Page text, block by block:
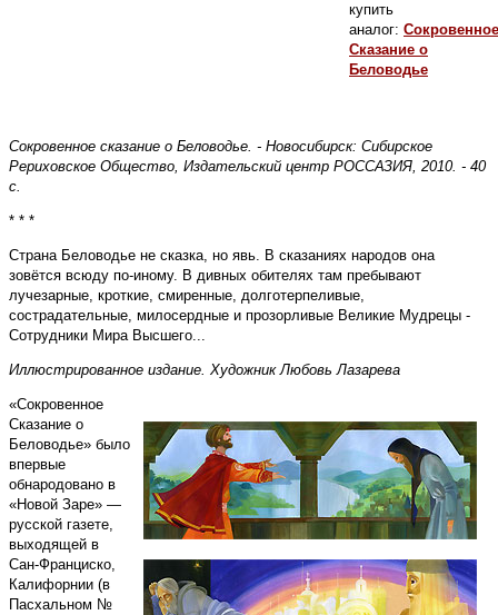
купить
аналог: Сокровенное
Сказание о
Беловодье
Сокровенное сказание о Беловодье. - Новосибирск: Сибирское
Рериховское Общество, Издательский центр РОССАЗИЯ, 2010. - 40
с.
* * *
Страна Беловодье не сказка, но явь. В сказаниях народов она
зовётся всюду по-иному. В дивных обителях там пребывают
лучезарные, кроткие, смиренные, долготерпеливые,
сострадательные, милосердные и прозорливые Великие Мудрецы -
Сотрудники Мира Высшего...
Иллюстрированное издание. Художник Любовь Лазарева
«Сокровенное
Сказание о
Беловодье» было
впервые
обнародовано в
«Новой Заре» —
русской газете,
выходящей в
Сан­-Франциско,
Калифорнии (в
Пасхальном №